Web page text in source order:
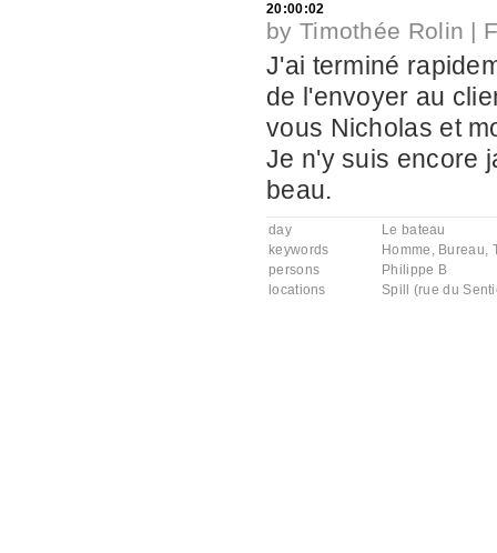
20:00:02
by Timothée Rolin |
J'ai terminé
de l'envoyer au
vous Nicholas et
Je n'y suis encore
beau.
day
Le bateau
keywords
Homme , Bureau,
persons
Philippe B
locations
Spill (rue du